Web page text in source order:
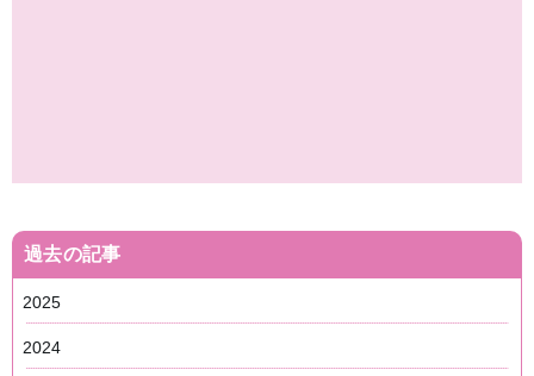
過去の記事
2025
2024